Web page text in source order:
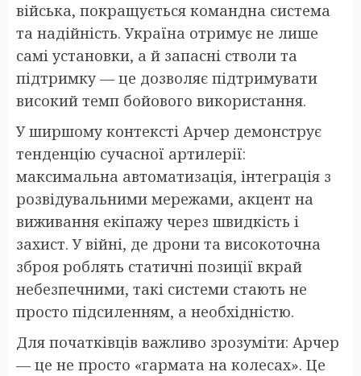
війська, покращується командна система
та надійність. Україна отримує не лише
самі установки, а й запасні стволи та
підтримку — це дозволяє підтримувати
високий темп бойового використання.
У ширшому контексті Арчер демонструє
тенденцію сучасної артилерії:
максимальна автоматизація, інтеграція з
розвідувальними мережами, акцент на
виживання екіпажу через швидкість і
захист. У війні, де дрони та високоточна
зброя роблять статичні позиції вкрай
небезпечними, такі системи стають не
просто підсиленням, а необхідністю.
Для початківців важливо зрозуміти: Арчер
— це не просто «гармата на колесах». Це